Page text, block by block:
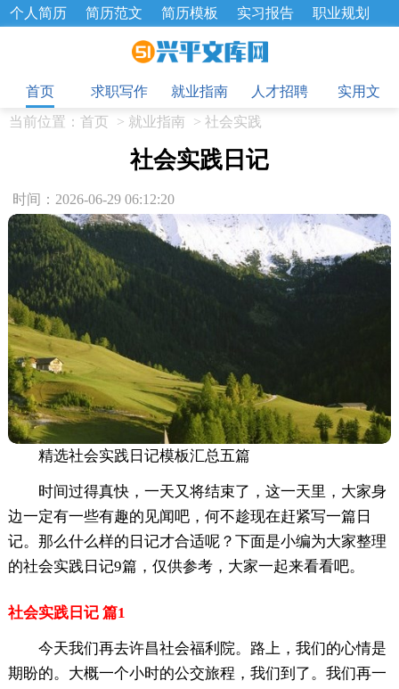
个人简历 简历范文 简历模板 实习报告
职业规划
招聘选拔 绩效考核 企业文化
工作总结
辞职报告
首页
求职写作 就业指南 人才招聘
实用文
当前位置： 首页 > 就业指南 > 社会实践
社会实践日记
时间：2026-06-29 06:12:20
精选社会实践日记模板汇总五篇
时间过得真快，一天又将结束了，这一天里，大家身
边一定有一些有趣的见闻吧，何不趁现在赶紧写一篇日
记。那么什么样的日记才合适呢？下面是小编为大家整理
的社会实践日记9篇，仅供参考，大家一起来看看吧。
社会实践日记 篇1
今天我们再去许昌社会福利院。路上，我们的心情是
期盼的。大概一个小时的公交旅程，我们到了。我们再一